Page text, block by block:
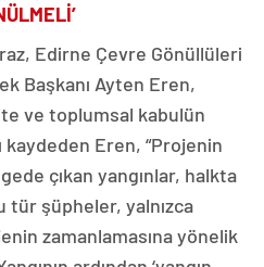
Edirne Çevre Gönüllüleri
Başkanı Ayten Eren,
ve toplumsal kabulün
kaydeden Eren, “Projenin
çıkan yangınlar, halkta
tür şüpheler, yalnızca
zamanlamasına yönelik